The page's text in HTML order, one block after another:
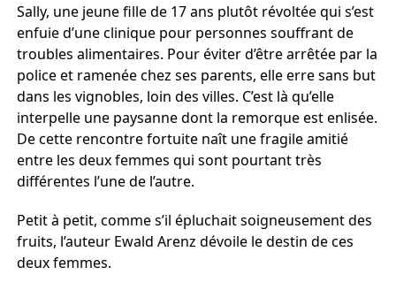
Sally, une jeune fille de 17 ans plutôt révoltée qui s’est
enfuie d’une clinique pour personnes souffrant de
troubles alimentaires. Pour éviter d’être arrêtée par la
police et ramenée chez ses parents, elle erre sans but
dans les vignobles, loin des villes. C’est là qu’elle
interpelle une paysanne dont la remorque est enlisée.
De cette rencontre fortuite naît une fragile amitié
entre les deux femmes qui sont pourtant très
différentes l’une de l’autre.
Petit à petit, comme s’il épluchait soigneusement des
fruits, l’auteur Ewald Arenz dévoile le destin de ces
deux femmes.